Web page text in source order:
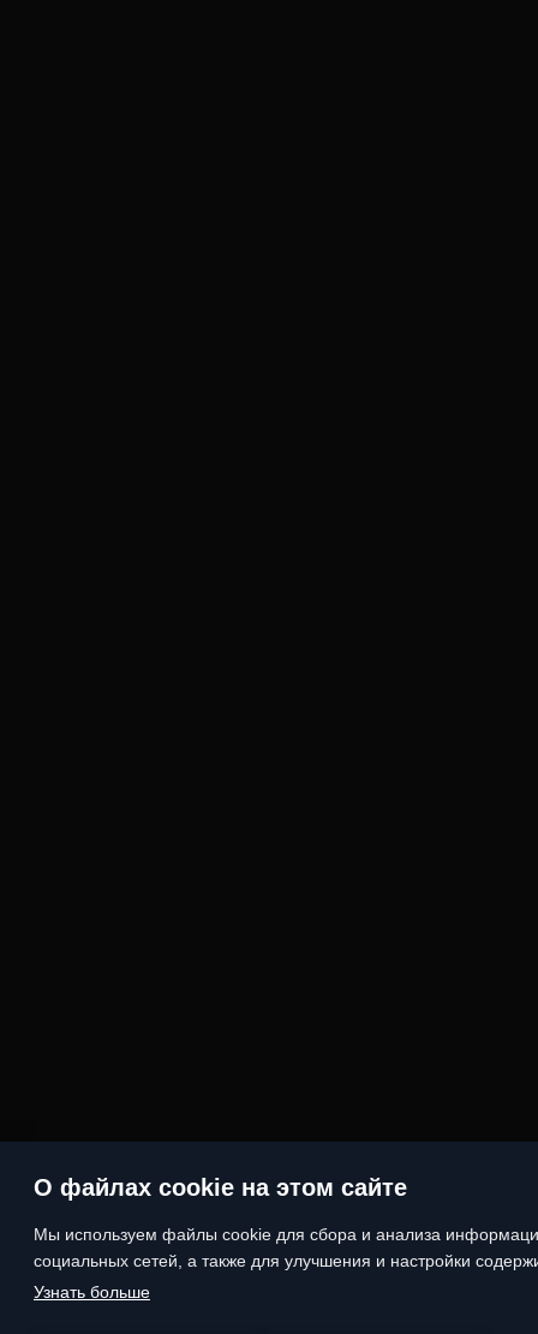
О файлах cookie на этом сайте
Мы используем файлы cookie для сбора и анализа
социальных сетей, а также для улучшения и настройки
Узнать больше